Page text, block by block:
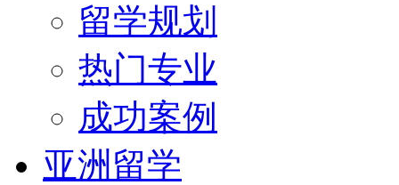
留学规划
热门专业
成功案例
亚洲留学